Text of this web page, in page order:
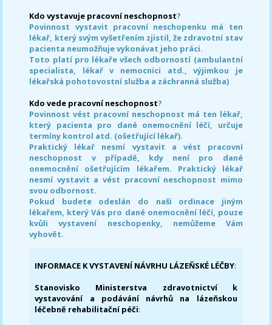
Kdo vystavuje pracovní neschopnost?
Povinnost vystavit pracovní neschopenku má ten
lékař, který svým vyšetřením zjistil, že zdravotní stav
pacienta neumožňuje vykonávat jeho práci.
Toto platí pro lékaře všech odborností (ambulantní
specialista, lékař v nemocnici atd., výjimkou je
lékařská pohotovostní služba a záchranná služba)
Kdo vede pracovní neschopnost?
Povinnost vést pracovní neschopnost má ten lékař,
který pacienta pro dané onemocnění léčí, určuje
termíny kontrol atd. (ošetřující lékař).
Praktický lékař nesmí vystavit a vést pracovní
neschopnost v případě, kdy není pro dané
onemocnění ošetřujícím lékařem. Praktický lékař
nesmí vystavit a vést pracovní neschopnost mimo
svou odbornost.
Pokud budete odeslán do naši ordinace jiným
lékařem, který Vás pro dané onemocnění léčí, pouze
kvůli vystavení neschopenky, nemůžeme Vám
vyhovět.
INFORMACE K VYSTAVENÍ NÁVRHU LÁZEŇSKÉ LÉČBY:
Stanovisko Ministerstva zdravotnictví k
vystavování a podávání návrhů na lázeňskou
léčebně rehabilitační péči: